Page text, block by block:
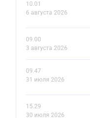
10.01
6 августа 2026
09.00
3 августа 2026
09.47
31 июля 2026
15.29
30 июля 2026